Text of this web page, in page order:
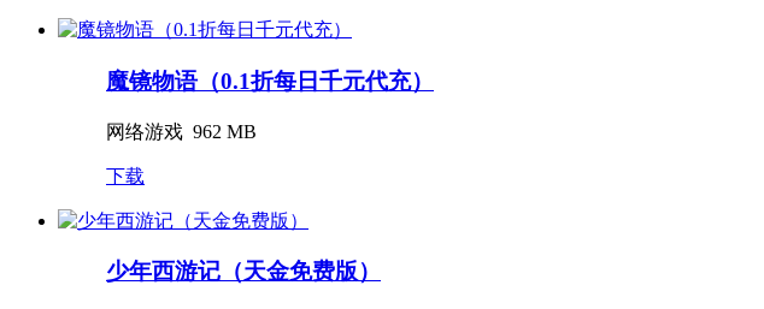
魔镜物语（0.1折每日千元代充）
网络游戏 962 MB
下载
少年西游记（天金免费版）